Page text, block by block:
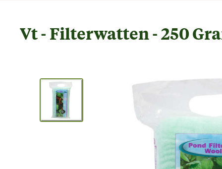
Vt - Filterwatten - 250